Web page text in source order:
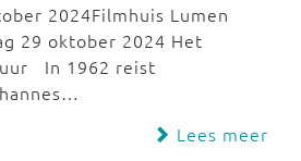
2024Filmhuis Lumen
29 oktober 2024 Het
In 1962 reist
Lees meer